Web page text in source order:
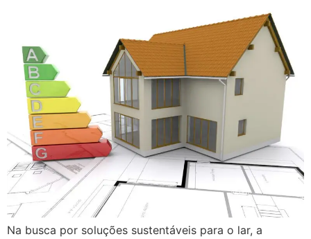
Na busca por soluções sustentáveis para o lar, a